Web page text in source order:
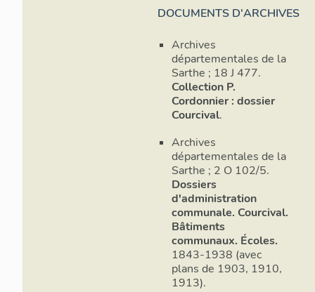
DOCUMENTS D'ARCHIVES
Archives
départementales de la
Sarthe ; 18 J 477.
Collection P.
Cordonnier : dossier
Courcival.
Archives
départementales de la
Sarthe ; 2 O 102/5.
Dossiers
d'administration
communale. Courcival.
Bâtiments
communaux. Écoles.
1843-1938 (avec
plans de 1903, 1910,
1913).